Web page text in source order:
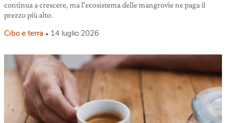
continua a crescere, ma l’ecosistema delle mangrovie ne paga il
prezzo più alto.
Cibo e terra 14 luglio 2026